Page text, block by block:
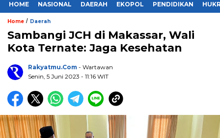
HOME NASIONAL DAERAH EKOPOL PENDIDIKAN
Home / Daerah
Sambangi JCH di Makassar, Wali
Kota Ternate: Jaga Kesehatan
Rakyatmu.com - Wartawan
Senin, 5 Juni 2023 - 11:16 WIT